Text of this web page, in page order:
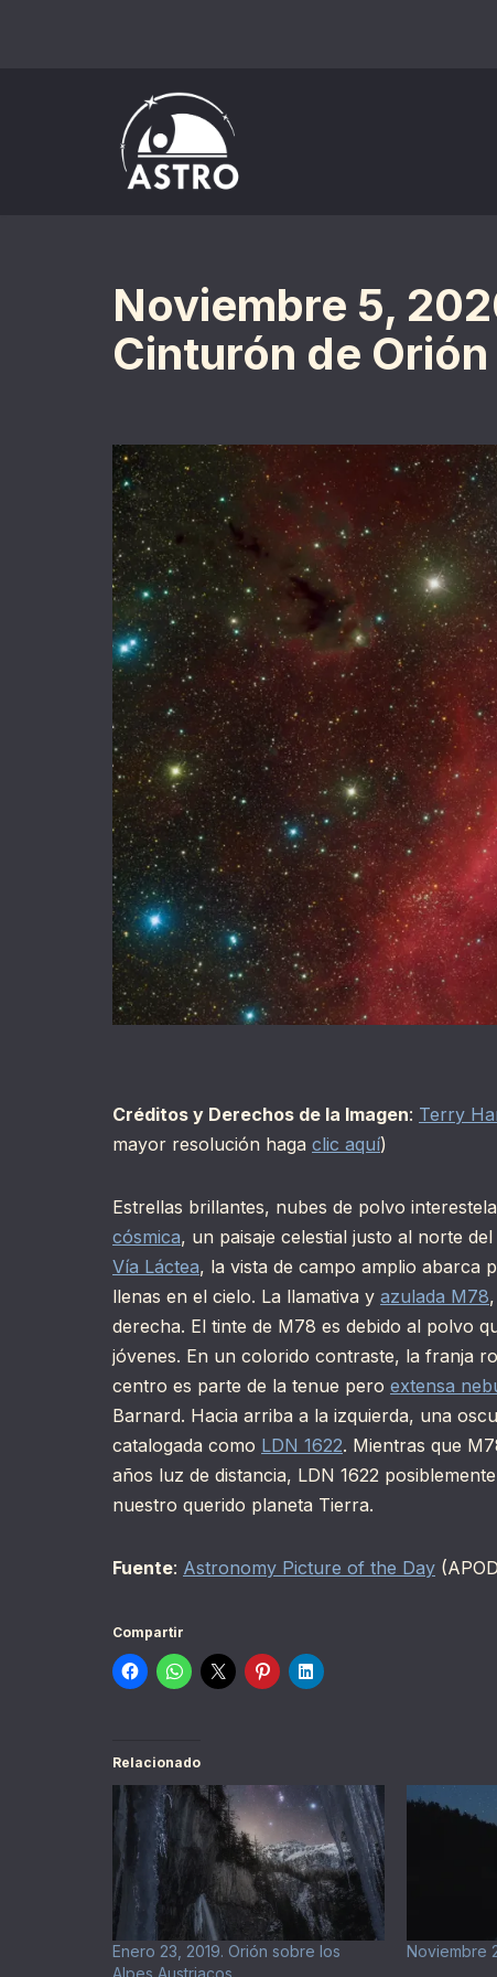
Noviembre 5,
Cinturón de Orión
Créditos y Derechos de la Imagen: Terry
mayor resolución haga clic aquí)
Estrellas brillantes, nubes de polvo
cósmica, un paisaje celestial justo al norte del
Vía Láctea, la vista de campo amplio abarca
llenas en el cielo. La llamativa y azulada M78
derecha. El tinte de M78 es debido al polvo
jóvenes. En un colorido contraste, la franja
centro es parte de la tenue pero extensa
Barnard. Hacia arriba a la izquierda, una
catalogada como LDN 1622. Mientras que
años luz de distancia, LDN 1622
nuestro querido planeta Tierra.
Fuente: Astronomy Picture of the Day
Compartir
Relacionado
Enero 23, 2019. Orión sobre los
Noviembre